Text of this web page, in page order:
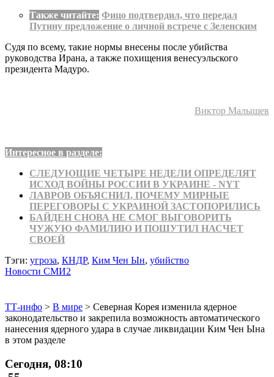
Также читайте: Фицо подтвердил, что передал
Путину предложение о личной встрече с Зеленским
Судя по всему, такие нормы внесены после убийства
руководства Ирана, а также похищения венесуэльского
президента Мадуро.
Виктор Малышев
Интересное в разделе:
СЛЕДУЮЩИЕ ЧЕТЫРЕ НЕДЕЛИ ОПРЕДЕЛЯТ
ИСХОД ВОЙНЫ РОССИИ В УКРАИНЕ - NYT
ЛАВРОВ ОБЪЯСНИЛ, ПОЧЕМУ МИРНЫЕ
ПЕРЕГОВОРЫ С УКРАИНОЙ ЗАСТОПОРИЛИСЬ
БАЙДЕН СНОВА НЕ СМОГ ВЫГОВОРИТЬ
ЧУЖУЮ ФАМИЛИЮ И ПОШУТИЛ НАСЧЕТ
СВОЕЙ
Тэги: угроза, КНДР, Ким Чен Ын, убийство
Новости СМИ2
ТТ-инфо > В мире > Северная Корея изменила ядерное
законодательство и закрепила возможность автоматического
нанесения ядерного удара в случае ликвидации Ким Чен Ына
в этом разделе
Сегодня, 08:10